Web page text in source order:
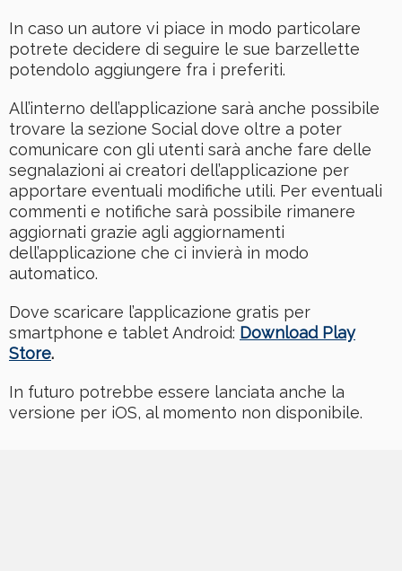
In caso un autore vi piace in modo particolare
potrete decidere di seguire le sue barzellette
potendolo aggiungere fra i preferiti.
All’interno dell’applicazione sarà anche possibile
trovare la sezione Social dove oltre a poter
comunicare con gli utenti sarà anche fare delle
segnalazioni ai creatori dell’applicazione per
apportare eventuali modifiche utili. Per eventuali
commenti e notifiche sarà possibile rimanere
aggiornati grazie agli aggiornamenti
dell’applicazione che ci invierà in modo
automatico.
Dove scaricare l’applicazione gratis per
smartphone e tablet Android: Download Play
Store.
In futuro potrebbe essere lanciata anche la
versione per iOS, al momento non disponibile.